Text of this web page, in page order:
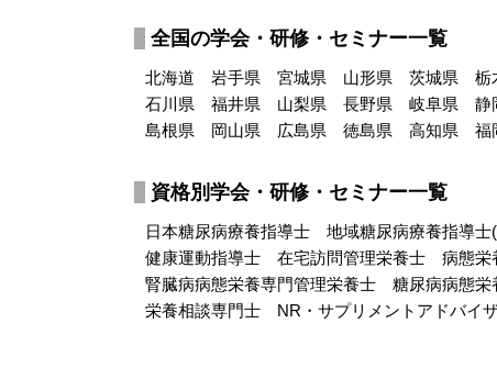
全国の学会・研修・セミナー一覧
北海道 岩手県 宮城県 山形県 茨城県 栃
石川県
福井県 山梨県 長野県 岐阜県 静
島根県
岡山県 広島県 徳島県 高知県 福
資格別学会・研修・セミナー一覧
日本糖尿病療養指導士 地域糖尿病療養指導士
健康運動指導士
在宅訪問管理栄養士 病態栄
腎臓病病態栄養専門管理栄養士
糖尿病病態栄
栄養相談専門士
NR・サプリメントアドバイ